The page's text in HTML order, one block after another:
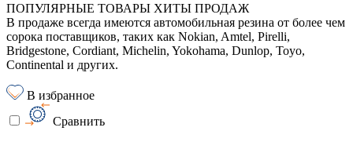
ПОПУЛЯРНЫЕ ТОВАРЫ ХИТЫ ПРОДАЖ
В продаже всегда имеются автомобильная резина от более чем
сорока поставщиков, таких как Nokian, Amtel, Pirelli,
Bridgestone, Cordiant, Michelin, Yokohama, Dunlop, Toyo,
Continental и других.
В избранное
Сравнить